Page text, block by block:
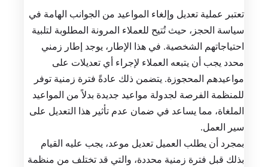
تعتبر عملية تعديل وإلغاء المواعيد من الجوانب الهامة في
سياسة الحجز، حيث تُتيح للعملاء المرونة المطلوبة لتلبية
احتياجاتهم الشخصية. في هذا الإطار، يوجد إطار زمني
محدد يجب أن يتبعه العملاء لإجراء أي تعديلات على
مواعيدهم المحجوزة. يتضمن ذلك عادةً فترة زمنية توفر
للمنظمة الفرصة لجدولة مواعيد جديدة بدلاً من المواعيد
الملغاة، مما يساعد في ضمان عدم تأثير هذا التعديل على
سير العمل.
بمجرد أن يطلب العميل تعديل موعد، يجب عليه القيام
بذلك قبل فترة زمنية محددة، والتي قد تختلف من منظمة